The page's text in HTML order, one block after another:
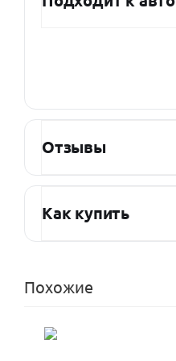
Отзывы
Как купить
Похожие